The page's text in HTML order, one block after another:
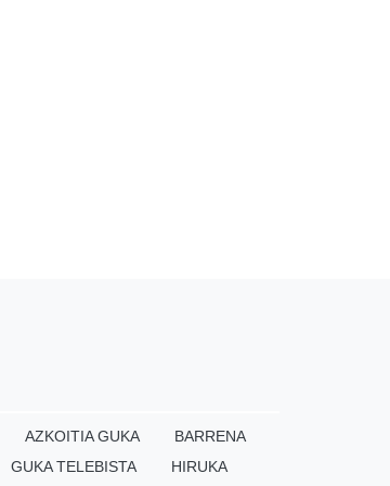
AZKOITIA GUKA
BARRENA
GUKA TELEBISTA HIRUKA